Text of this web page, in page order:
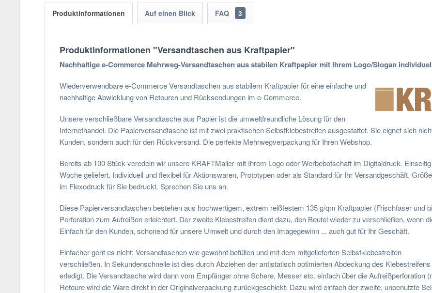
Produktinformationen Auf einen Blick FAQ 3
Produktinformationen "Versandtaschen aus Kraftpapier"
Nachhaltige e-Commerce Mehrweg-Versandtaschen aus stabilen Kraftpapier mit Ihrem Logo/Slogan
Wiederverwendbare e-Commerce Versandtaschen aus stabilem Kraftpapier für eine einfache und
nachhaltige Abwicklung von Retouren und Rücksendungen im e-Commerce.
Unsere verschließbare Versandtasche aus Papier ist die umweltfreundliche Lösung für den
Internethandel. Die Papierversandtasche ist mit zwei praktischen Selbstklebestreifen ausgestattet. Sie eignet sich
Kunden, sondern auch für den Rückversand. Die perfekte Mehrwegverpackung für Ihren Webshop.
Bereits ab 100 Stück veredeln wir unsere KRAFTMailer mit Ihrem Logo oder Werbebotschaft im Digitaldruck.
Woche geliefert. Individuell und flexibel für Aktionswaren, Prototypen oder als Standard für Ihr Versandgeschäft.
im Flexodruck für Sie bedruckt. Sprechen Sie uns an.
Diese Papierversandtaschen bestehen aus hochwertigem, extrem reißfestem 135 g/qm Kraftpapier (Frischfaser und
Perforation zum Aufreißen erleichtert. Der zweite Klebestreifen dient dazu, den Beutel wieder zu verschließen, wenn
Einfach für den Kunden, schonend für unsere Umwelt und durch den Imagegewinn ... auch gut für Ihr Geschäft.
Einfacher geht es nicht: Versandtaschen wie gewohnt befüllen und mit dem mitgelieferten Selbstklebestreifen
verschließen. In Sekundenschnelle ist dies durch Abziehen der antistatisch optimierten Abdeckung des Klebestreifens
erledigt. Die Versandtasche wird dann vom Empfänger ohne Schere, Messer etc. einfach über die Aufreißperforation
Retoure wird die Ware direkt in der Originalverpackung zurückgeschickt. Dazu wird einfach der zweite, unbenutzte